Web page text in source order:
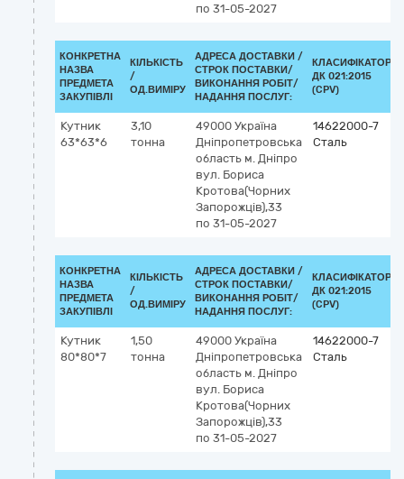
по 31-05-2027
КОНКРЕТНА
НАЗВА
ПРЕДМЕТА
ЗАКУПІВЛІ
КІЛЬКІСТЬ
/
ОД.ВИМІРУ
АДРЕСА ДОСТАВКИ /
СТРОК ПОСТАВКИ/
ВИКОНАННЯ РОБІТ/
НАДАННЯ ПОСЛУГ:
КЛАСИФІКАТОР
ДК 021:2015
(CPV)
Кутник
63*63*6
3,10
тонна
49000 Україна
Дніпропетровська
область м. Дніпро
вул. Бориса
Кротова(Чорних
Запорожців),33
по 31-05-2027
14622000-7
Сталь
КОНКРЕТНА
НАЗВА
ПРЕДМЕТА
ЗАКУПІВЛІ
КІЛЬКІСТЬ
/
ОД.ВИМІРУ
АДРЕСА ДОСТАВКИ /
СТРОК ПОСТАВКИ/
ВИКОНАННЯ РОБІТ/
НАДАННЯ ПОСЛУГ:
КЛАСИФІКАТОР
ДК 021:2015
(CPV)
Кутник
80*80*7
1,50
тонна
49000 Україна
Дніпропетровська
область м. Дніпро
вул. Бориса
Кротова(Чорних
Запорожців),33
по 31-05-2027
14622000-7
Сталь